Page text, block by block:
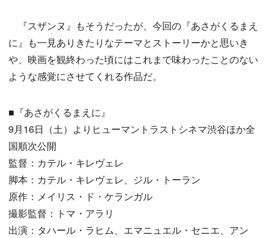
『スザンヌ』もそうだったが、今回の『あさがくるまえ
に』も一見ありきたりなテーマとストーリーかと思いき
や、映画を観終わった頃にはこれまで味わったことのない
ような感覚にさせてくれる作品だ。
■『あさがくるまえに』
9月16日（土）よりヒューマントラストシネマ渋谷ほか全
国順次公開
監督：カテル・キレヴェレ
脚本：カテル・キレヴェレ、ジル・トーラン
原作：メイリス・ド・ケランガル
撮影監督：トマ・アラリ
出演：タハール・ラヒム、エマニュエル・セニエ、アン